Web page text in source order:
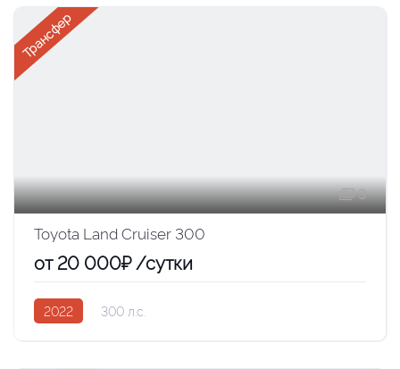
Трансфер
3
Toyota Land Cruiser 300
от 20 000₽ /сутки
2022 300 л.с.